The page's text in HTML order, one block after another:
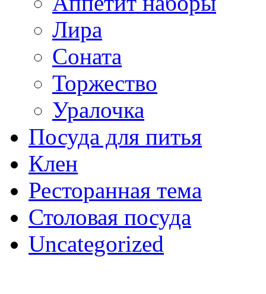
Лира
Соната
Торжество
Уралочка
Посуда для питья
Клен
Ресторанная тема
Столовая посуда
Uncategorized